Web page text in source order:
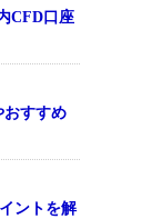
CFD口座
おすすめ
ントを解